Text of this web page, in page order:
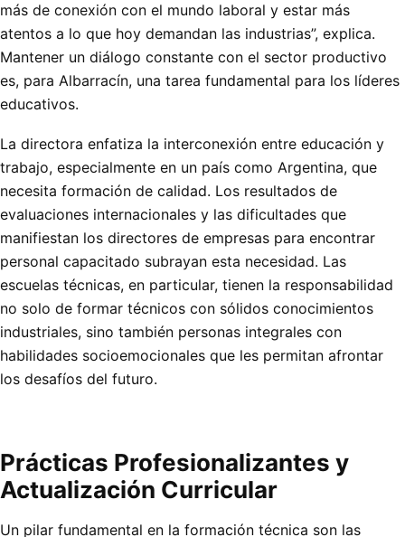
más de conexión con el mundo laboral y estar más
atentos a lo que hoy demandan las industrias”, explica.
Mantener un diálogo constante con el sector productivo
es, para Albarracín, una tarea fundamental para los líderes
educativos.
La directora enfatiza la interconexión entre educación y
trabajo, especialmente en un país como Argentina, que
necesita formación de calidad. Los resultados de
evaluaciones internacionales y las dificultades que
manifiestan los directores de empresas para encontrar
personal capacitado subrayan esta necesidad. Las
escuelas técnicas, en particular, tienen la responsabilidad
no solo de formar técnicos con sólidos conocimientos
industriales, sino también personas integrales con
habilidades socioemocionales que les permitan afrontar
los desafíos del futuro.
Prácticas Profesionalizantes y
Actualización Curricular
Un pilar fundamental en la formación técnica son las